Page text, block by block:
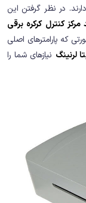
در نظر گرفتن این
مرکز کنترل کرکره برقی
که پارامترهای اصلی
لرنینگ نیازهای شما را